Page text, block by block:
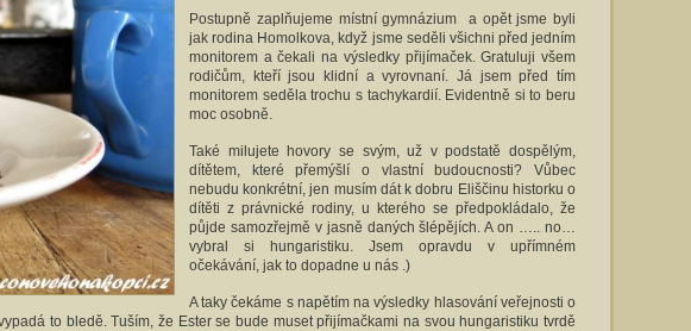
Postupně zaplňujeme místní gymnázium a opět jsme byli
jak rodina Homolkova, když jsme seděli všichni před jedním
monitorem a čekali na výsledky přijímaček. Gratuluji všem
rodičům, kteří jsou klidní a vyrovnaní. Já jsem před tím
monitorem seděla trochu s tachykardií. Evidentně si to beru
moc osobně.
Také milujete hovory se svým, už v podstatě dospělým,
dítětem, které přemýšlí o vlastní budoucnosti? Vůbec
nebudu konkrétní, jen musím dát k dobru Eliščinu historku o
dítěti z právnické rodiny, u kterého se předpokládalo, že
půjde samozřejmě v jasně daných šlépějích. A on ….. no…
vybral si hungaristiku. Jsem opravdu v upřímném
očekávání, jak to dopadne u nás .)
A taky čekáme s napětím na výsledky hlasování veřejnosti o
to bledě. Tuším, že Ester se bude muset přijímačkami na svou hungaristiku tvrdě